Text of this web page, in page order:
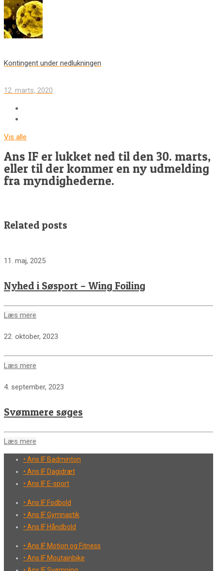
Kontingent under nedlukningen
12. marts, 2020
Vis alle
Ans IF er lukket ned til den 30. marts,
eller til der kommer en ny udmelding
fra myndighederne.
Related posts
11. maj, 2025
Nyhed i Søsport – Wing Foiling
Læs mere
22. oktober, 2023
Læs mere
4. september, 2023
Svømmere søges
Læs mere
• Ans IF Badminton
• Ans IF Dagidræt
• Ans IF E-sport
• Ans IF Fodbold
• Ans IF Gymnastik
• Ans IF Håndbold
• Ans IF Motion og Fitness
• Ans IF Moutainbike